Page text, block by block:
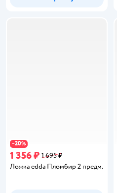
−20%
1 356 ₽ 1 695 ₽
Ложка edda Пломбир 2 предм.